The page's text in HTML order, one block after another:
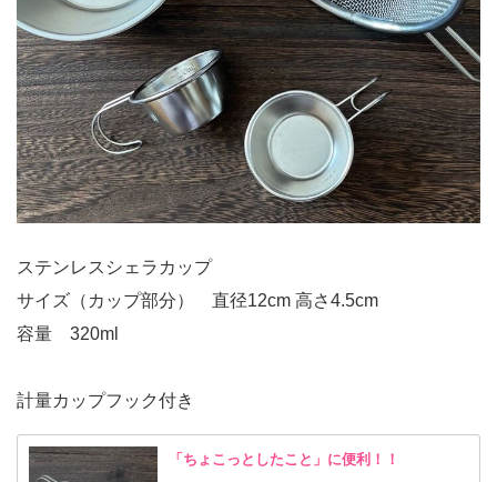
ステンレスシェラカップ
サイズ（カップ部分） 直径12cm 高さ4.5cm
容量 320ml
計量カップフック付き
「ちょこっとしたこと」に便利！！